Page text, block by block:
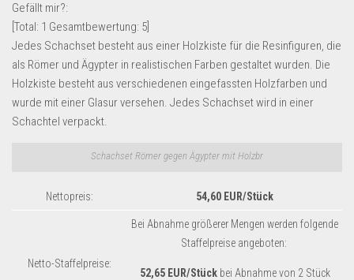
Multimedia & Elektro
Münzen
Spielzeug & Games
Schuhe & Accessoires
Sport & Freizeit
Uhren & Schmuck
Restposten-Angebote
Restposten für Privatpersonen
eBay Restposten kaufen
Gefällt mir?:
[Total: 1 Gesamtbewertung: 5
Jedes Schachset besteht aus einer Holzkiste für die Resinfiguren, die
als Römer und Ägypter in realistischen Farben gestaltet wurden. Die
Holzkiste besteht aus verschiedenen eingefassten Holzfarben und
wurde mit einer Glasur versehen. Jedes Schachset wird in einer
Schachtel verpackt.
Schachset Römer gegen Ägypter mit Holzbr
Nettopreis: 54,60 EUR/Stück
Netto-Staffelpreise:
Bei Abnahme größerer Mengen werden folgende
Staffelpreise angeboten:
52,65 EUR/Stückbei Abnahme von 2 Stück